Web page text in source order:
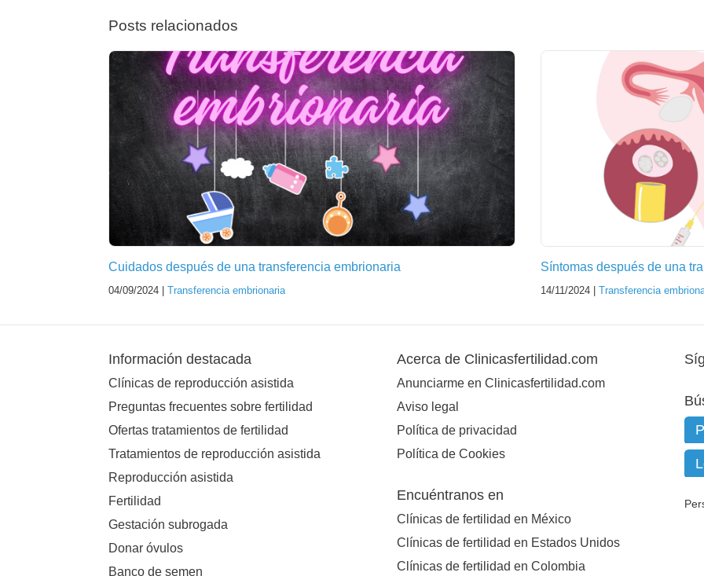
Posts relacionados
Cuidados después de una transferencia embrionaria
04/09/2024 | Transferencia embrionaria
Síntomas después de una
14/11/2024 | Transferencia
Información destacada
Clínicas de reproducción asistida
Preguntas frecuentes sobre fertilidad
Ofertas tratamientos de fertilidad
Tratamientos de reproducción asistida
Reproducción asistida
Fertilidad
Gestación subrogada
Donar óvulos
Banco de semen
Acerca de Clinicasfertilidad.com
Anunciarme en Clinicasfertilidad.com
Aviso legal
Política de privacidad
Política de Cookies
Encuéntranos en
Clínicas de fertilidad en México
Clínicas de fertilidad en Estados Unidos
Clínicas de fertilidad en Colombia